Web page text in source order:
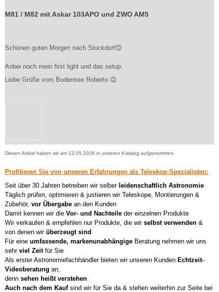
M81 / M82 mit Askar 103APO und ZWO AM5
Schönen guten Morgen nach Stockdorf😊
Anbei noch mein first light und das setup.
Liebe Grüße vom Bodensee Roberto 😊
Diesen Artikel haben wir am 13.05.2026 in unseren Katalog aufgenommen.
Profitieren Sie von unseren Erfahrungen als Teleskop-Spezialisten:
Seit über 30 Jahren betreiben wir selber leidenschaftlich Astronomie
Täglich prüfen, optimieren & justieren wir Teleskope, Montierungen &
Zubehör, vor Übergabe an den Kunden
Damit kennen wir die Vor- und Nachteile der einzelnen Produkte
Wir verkaufen & empfehlen nur Produkte, die wir selbst verwenden &
von denen wir überzeugt sind
Für eine umfassende, markenunabhängige Beratung nehmen wir uns
sehr viel Zeitfür Sie
Als erster Astronomiefachhändler bieten wir unseren Kunden Echtzeit-
Videoberatung an,
denn sehen heißt verstehen
Auch nach dem Kaufsind wir für Sie da & stehen weiterhin zur Seite bei